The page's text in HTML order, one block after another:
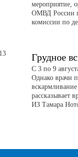
мероприятие,
ОМВД России
комиссии по
Грудное
С 3 по 9
Однако врачи
рассказывает
ИЗ Тамара